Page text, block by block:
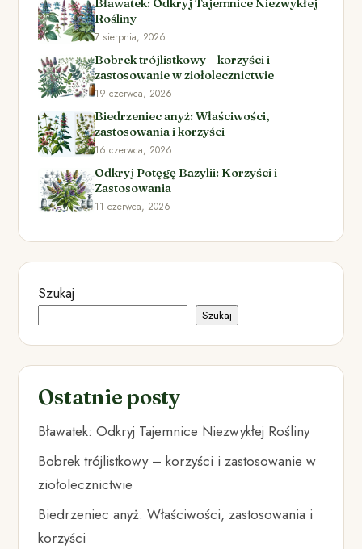
Rośliny
7 sierpnia, 2026
Bobrek trójlistkowy – korzyści i
zastosowanie w ziołolecznictwie
19 czerwca, 2026
Biedrzeniec anyż: Właściwości,
zastosowania i korzyści
16 czerwca, 2026
Odkryj Potęgę Bazylii: Korzyści i
Zastosowania
11 czerwca, 2026
Szukaj
Szukaj
Ostatnie posty
Bławatek: Odkryj Tajemnice Niezwykłej Rośliny
Bobrek trójlistkowy – korzyści i zastosowanie w
ziołolecznictwie
Biedrzeniec anyż: Właściwości, zastosowania i
korzyści